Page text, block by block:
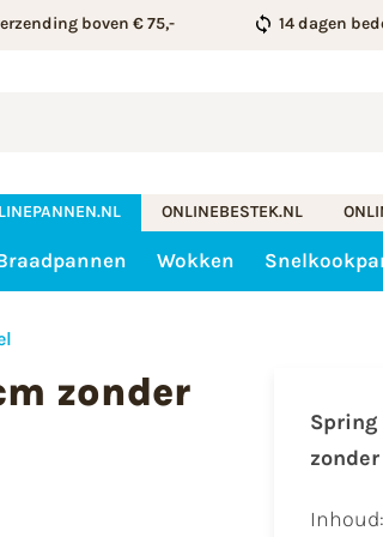
boven € 75,- 14 dagen
ONLINEBESTEK.NL
Wokken
zonder
Inhoud: